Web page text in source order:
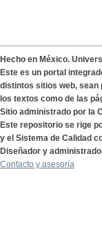
Hecho en México.
Este es un portal
distintos sitios web, sean
los textos como de las
Sitio administrado por la
Este repositorio se rige
y el Sistema de Calidad
Diseñador y
Contacto y asesoría